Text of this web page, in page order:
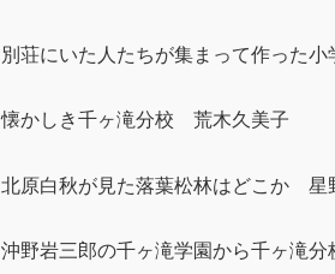
別荘にいた人たちが集まって作った
懐かしき千ヶ滝分校 荒木久美子
北原白秋が見た落葉松林はどこか 星
沖野岩三郎の千ヶ滝学園から千ヶ滝